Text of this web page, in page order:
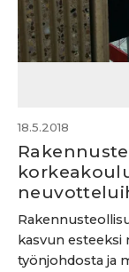
18.5.2018
kasvun
työnjohdosta ja